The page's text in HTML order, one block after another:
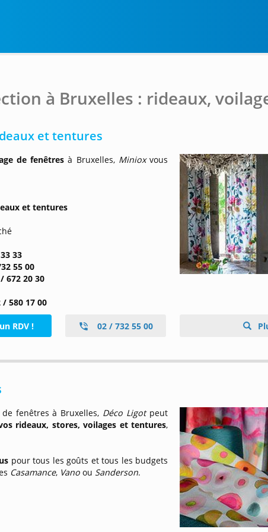
à Bruxelles : rideaux,
et tentures
de fenêtres à Bruxelles, Minioxvous
et tentures
33
55 00
672 20 30
/ 580 17 00
RDV ! 02 / 732 55 00
fenêtres à Bruxelles, Déco Ligotpeut
rideaux, stores, voilages et tentures,
pour tous les goûts et tous les budgets
Casamance, Vanoou Sanderson.